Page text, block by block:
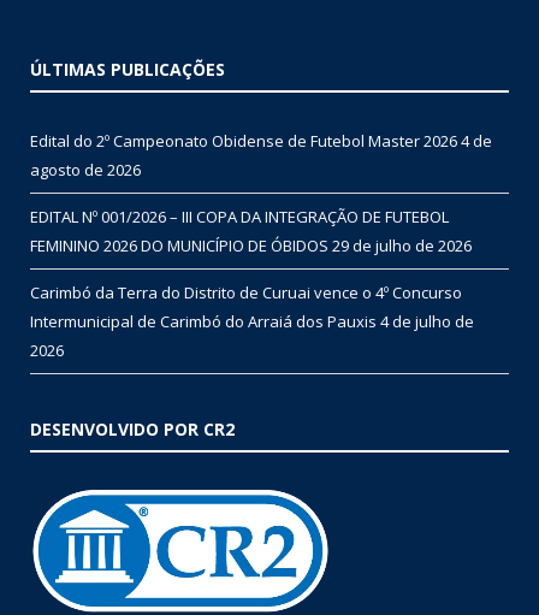
ÚLTIMAS PUBLICAÇÕES
Edital do 2º Campeonato Obidense de Futebol Master 20264 de
agosto de 2026
EDITAL Nº 001/2026 – III COPA DA INTEGRAÇÃO DE FUTEBOL
FEMININO 2026 DO MUNICÍPIO DE ÓBIDOS 29 de julho de 2026
Carimbó da Terra do Distrito de Curuai vence o 4º Concurso
Intermunicipal de Carimbó do Arraiá dos Pauxis 4 de julho de
2026
DESENVOLVIDO POR CR2